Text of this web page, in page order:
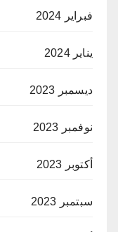
فبراير 2024
يناير 2024
ديسمبر 2023
نوفمبر 2023
أكتوبر 2023
سبتمبر 2023